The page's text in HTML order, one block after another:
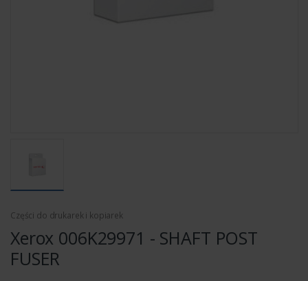
Części do drukarek i kopiarek
Xerox 006K29971 - SHAFT POST
FUSER